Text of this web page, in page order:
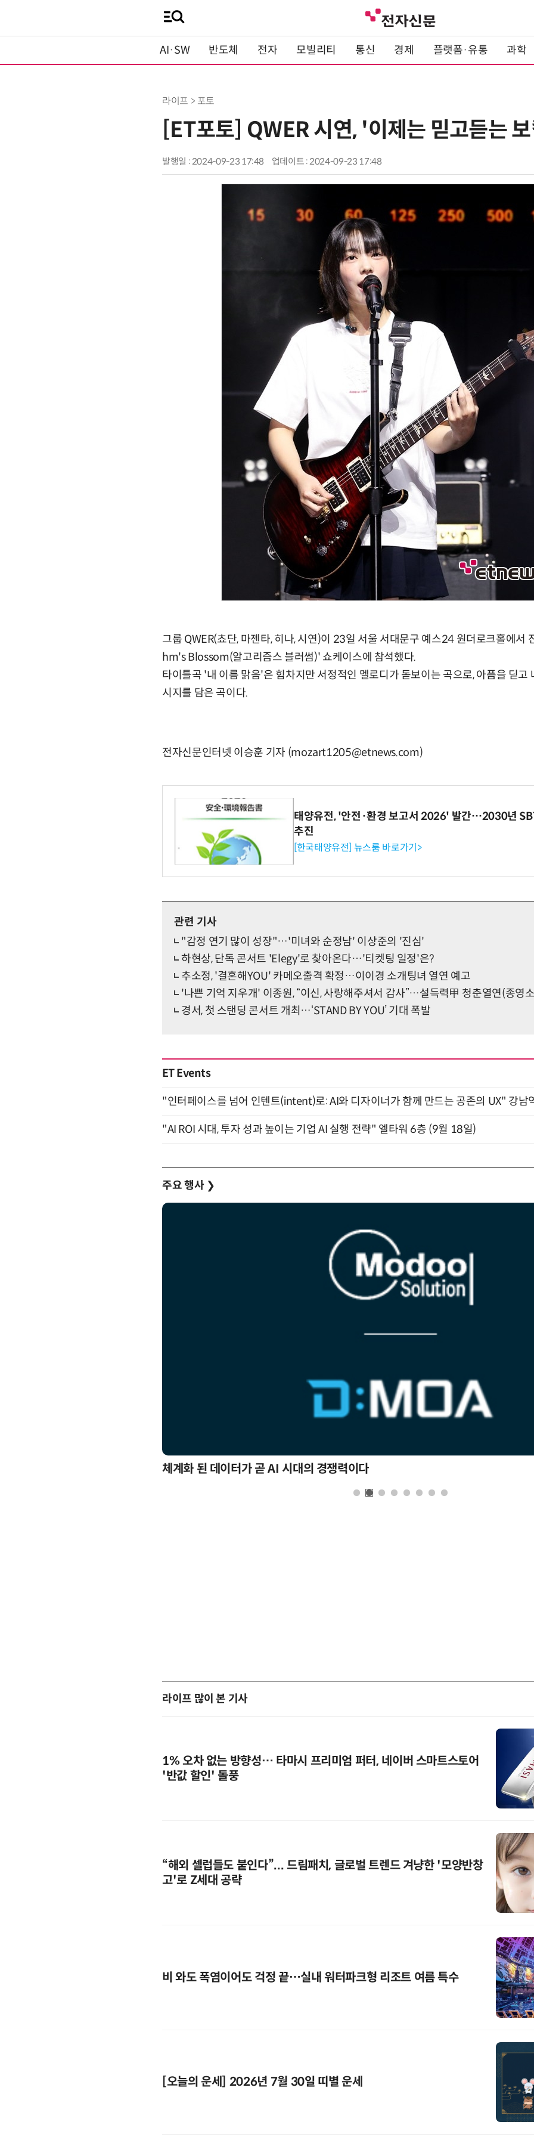
AI·SW 반도체 전자 모빌리티 통신 경제 플랫폼·유통 과학
라이프 > 포토
[ET포토] QWER 시연, '이제는 믿고듣는
발행일 : 2024-09-23 17:48 업데이트 : 2024-09-23 17:48
그룹 QWER(쵸단, 마젠타, 히나, 시연)이 23일 서울 서대문구 예스24 원더로크홀에서
hm's Blossom(알고리즘스 블러썸)' 쇼케이스에 참석했다.
타이틀곡 '내 이름 맑음'은 힘차지만 서정적인 멜로디가 돋보이는 곡으로, 아픔을 딛고
시지를 담은 곡이다.
전자신문인터넷 이승훈 기자 (mozart1205@etnews.com)
태양유전, '안전·환경 보고서 2026' 발간…2030년
추진
[한국태양유전] 뉴스룸 바로가기>
관련 기사
"감정 연기 많이 성장"…'미녀와 순정남' 이상준의 '진심'
하현상, 단독 콘서트 'Elegy'로 찾아온다…'티켓팅 일정'은?
추소정, '결혼해YOU' 카메오출격 확정…이이경 소개팅녀 열연 예고
'나쁜 기억 지우개' 이종원, “이신, 사랑해주셔서 감사”…설득력甲 청춘열연(종영
경서, 첫 스탠딩 콘서트 개최…‘STAND BY YOU’ 기대 폭발
ET Events
"인터페이스를 넘어 인텐트(intent)로: AI와 디자이너가 함께 만드는 공존의 UX" 강남
"AI ROI 시대, 투자 성과 높이는 기업 AI 실행 전략" 엘타워 6층 (9월 18일)
주요 행사 ❯
체계화 된 데이터가 곧 AI 시대의 경쟁력이다
라이프 많이 본 기사
1% 오차 없는 방향성… 타마시 프리미엄 퍼터, 네이버 스마트스토어
'반값 할인' 돌풍
“해외 셀럽들도 붙인다”... 드림패치, 글로벌 트렌드 겨냥한 '모양반창
고'로 Z세대 공략
비 와도 폭염이어도 걱정 끝…실내 워터파크형 리조트 여름 특수
[오늘의 운세] 2026년 7월 30일 띠별 운세